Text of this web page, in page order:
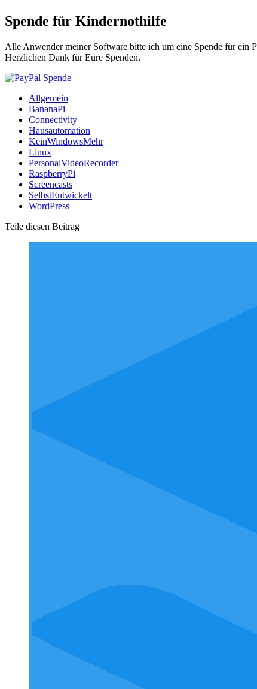
Spende für Kindernothilfe
Alle Anwender meiner Software bitte ich um eine Spende für ein
Herzlichen Dank für Eure Spenden.
Allgemein
BananaPi
Connectivity
Hausautomation
KeinWindowsMehr
Linux
PersonalVideoRecorder
RaspberryPi
Screencasts
SelbstEntwickelt
WordPress
Teile diesen Beitrag